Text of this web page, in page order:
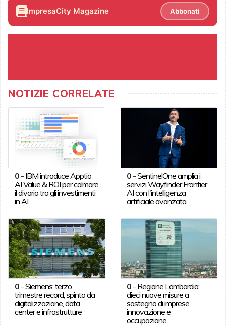
ImpresaCity Magazine Abbonati
NOTIZIE CORRELATE
0- IBM introduce Apptio
AI Value & ROI per colmare
il divario tra gli investimenti
in AI
0 -SentinelOne amplia i
servizi Wayfinder Frontier
AI con l'intelligenza
artificiale avanzata
0-Siemens: terzo
trimestre record, spinto da
digitalizzazione, data
center e infrastrutture
0 - Regione Lombardia:
dieci nuove misure a
sostegno di imprese,
innovazione e
occupazione